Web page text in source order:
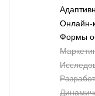
Онлайн-
Формы